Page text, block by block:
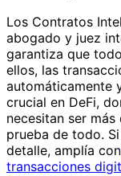
Los Contratos
abogado y juez
garantiza que
ellos, las
automáticamente
crucial en DeFi,
necesitan ser
prueba de todo.
detalle, amplía con
transacciones